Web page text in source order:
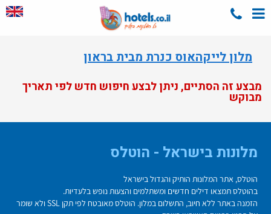
מלון לייקהאוס כנרת מבית בראון
מבצע זה הסתיים, ניתן לבצע חיפוש חדש לפי תאריך
מבוקש
מלונות בישראל - הוטלס
הוטלס, אתר המלונות הותיק והגדול בישראל
בהוטלס תמצאו דילים חדשים ומשתלמים והצעות נופש בלעדיות.
הזמנה באתר ללא חיוב, התשלום במלון. הוטלס מאובטח לפי תקן SSL ולא שומר